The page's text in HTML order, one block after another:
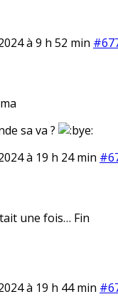
à 9 h 52 min
sa va ?
à 19 h 24 min
une fois… Fin
à 19 h 44 min